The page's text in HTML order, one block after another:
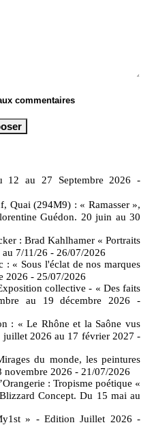
commentaires
12 au 27 Septembre 2026
-
Quai (294M9) : « Ramasser »,
Guédon. 20 juin au 30
: Brad Kahlhamer « Portraits
7/11/26 - 26/07/2026
: « Sous l'éclat de nos marques
2026 - 25/07/2026
collective - « Des faits
au 19 décembre 2026
-
: « Le Rhône et la Saône vus
juillet 2026 au 17 février 2027 -
du monde, les peintures
novembre 2026 - 21/07/2026
: Tropisme poétique «
Concept. Du 15 mai au
» - Edition Juillet 2026 -